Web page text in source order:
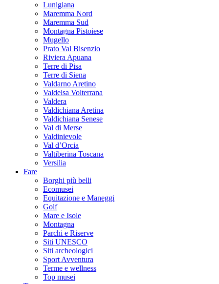
Lunigiana
Maremma Nord
Maremma Sud
Montagna Pistoiese
Mugello
Prato Val Bisenzio
Riviera Apuana
Terre di Pisa
Terre di Siena
Valdarno Aretino
Valdelsa Volterrana
Valdera
Valdichiana Aretina
Valdichiana Senese
Val di Merse
Valdinievole
Val d’Orcia
Valtiberina Toscana
Versilia
Fare
Borghi più belli
Ecomusei
Equitazione e Maneggi
Golf
Mare e Isole
Montagna
Parchi e Riserve
Siti UNESCO
Siti archeologici
Sport Avventura
Terme e wellness
Top musei